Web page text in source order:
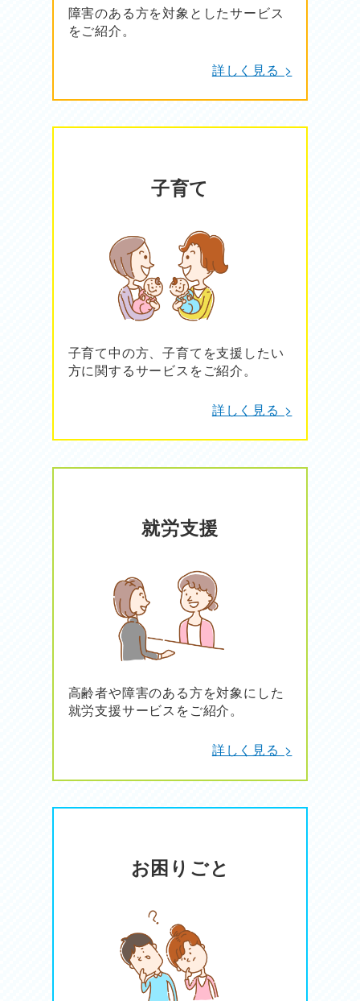
障害のある方を対象としたサービス
をご紹介。
詳しく見る >
子育て
子育て中の方、子育てを支援したい
方に関するサービスをご紹介。
詳しく見る >
就労支援
高齢者や障害のある方を対象にした
就労支援サービスをご紹介。
詳しく見る >
お困りごと